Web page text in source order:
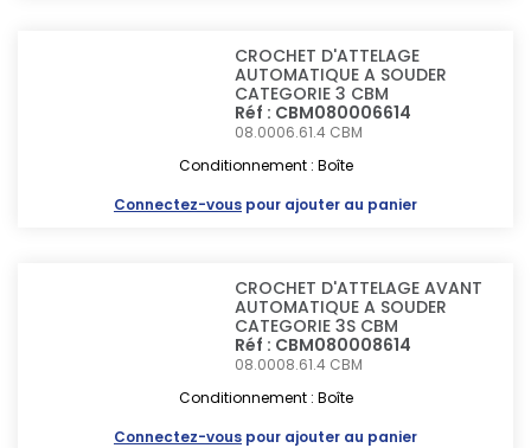
CROCHET D'ATTELAGE
AUTOMATIQUE A SOUDER
CATEGORIE 3 CBM
Réf : CBM080006614
08.0006.61.4 CBM
Conditionnement : Boîte
Connectez-vous pour ajouter au panier
CROCHET D'ATTELAGE AVANT
AUTOMATIQUE A SOUDER
CATEGORIE 3S CBM
Réf : CBM080008614
08.0008.61.4 CBM
Conditionnement : Boîte
Connectez-vous pour ajouter au panier